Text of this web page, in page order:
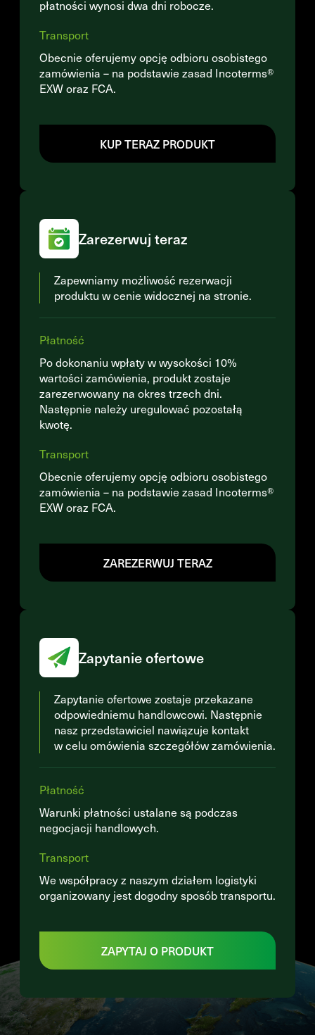
płatności wynosi dwa dni robocze.
Transport
Obecnie oferujemy opcję odbioru osobistego
zamówienia – na podstawie zasad Incoterms®
EXW oraz FCA.
KUP TERAZ PRODUKT
Zarezerwuj teraz
Zapewniamy możliwość rezerwacji
produktu w cenie widocznej na stronie.
Płatność
Po dokonaniu wpłaty w wysokości 10%
wartości zamówienia, produkt zostaje
zarezerwowany na okres trzech dni.
Następnie należy uregulować pozostałą
kwotę.
Transport
Obecnie oferujemy opcję odbioru osobistego
zamówienia – na podstawie zasad Incoterms®
EXW oraz FCA.
ZAREZERWUJ TERAZ
Zapytanie ofertowe
Zapytanie ofertowe zostaje przekazane
odpowiedniemu handlowcowi. Następnie
nasz przedstawiciel nawiązuje kontakt
w celu omówienia szczegółów zamówienia.
Płatność
Warunki płatności ustalane są podczas
negocjacji handlowych.
Transport
We współpracy z naszym działem logistyki
organizowany jest dogodny sposób transportu.
ZAPYTAJ O PRODUKT